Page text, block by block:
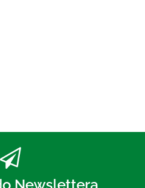
Newslettera